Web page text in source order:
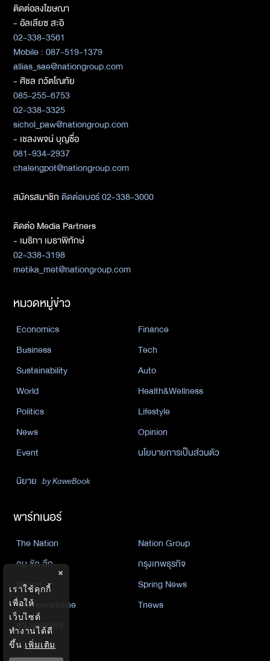
ติดต่อลงโฆษณา
- อัลเลียซ สะอิ
02-338-3561
Mobile : 087-519-1379
allias_sae@nationgroup.com
- ศิชล ภวัตโณทัย
085-255-6753
02-338-3325
sichol_paw@nationgroup.com
- เชลงพจน์ บุญซื่อ
081-934-2937
chalengpot@nationgroup.com
สมัครสมาชิกติดต่อเบอร์ 02-338-3000
ติดต่อ Media Partners
- เมธิกา เมธาพิทักษ์
02-338-3198
metika_met@nationgroup.com
หมวดหมู่ข่าว
Economics
Finance
Business
Tech
Sustainability
Auto
World
Health&Wellness
Politics
Lifestyle
News
Opinion
Event
นโยบายการเป็นส่วนตัว
นิยาย by KaweBook
พาร์ทเนอร์
The Nation
Nation Group
คม ชัด ลึก
กรุงเทพธุรกิจ
Nation
Spring News
Thainewsonline
Tnews
ฐานเศรษฐกิจ
×
เราใช้คุกกี้
เพื่อให้
เว็บไซต์
ทำงานได้ดี
ขึ้น เพิ่มเติม